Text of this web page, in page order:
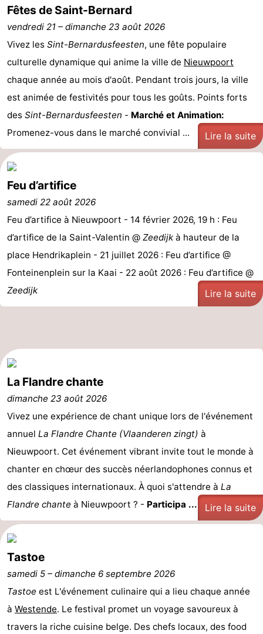
littoral
Médicales
Flandre-
Bruges
-
Ypres
La
côte
-
Nature
Het
Zwin
-
Knokke-
Heist
-
Zeebrugge
-
Blankenberge
-
Coq
Bredene
-
Middelkerke
-
Oostduinkerke
-
La
-
Westhoek
Contact
Fêtes de Saint-Bernard
vendredi 21 – dimanche 23 août 2026
Vivez les Sint-Bernardusfeesten, une fête populaire
culturelle dynamique qui anime la ville de Nieuwpoort
chaque année au mois d'août. Pendant trois jours, la ville
est animée de festivités pour tous les goûts. Points forts
des Sint-Bernardusfeesten - Marché et Animation:
Promenez-vous dans le marché convivial ...
Lire la suite
Feu d’artifice
samedi 22 août 2026
Feu d’artifice à Nieuwpoort - 14 février 2026, 19 h : Feu
d’artifice de la Saint-Valentin @ Zeedijk à hauteur de la
place Hendrikaplein - 21 juillet 2026 : Feu d’artifice @
Fonteinenplein sur la Kaai - 22 août 2026 : Feu d’artifice @
Zeedijk
Lire la suite
La Flandre chante
dimanche 23 août 2026
Vivez une expérience de chant unique lors de l'événement
annuel La Flandre Chante (Vlaanderen zingt) à
Nieuwpoort. Cet événement vibrant invite tout le monde à
chanter en chœur des succès néerlandophones connus et
des classiques internationaux. À quoi s'attendre à La
Flandre chante à Nieuwpoort ? - Participa ... Lire la suite
Tastoe
samedi 5 – dimanche 6 septembre 2026
Tastoe est L'événement culinaire qui a lieu chaque année
à Westende. Le festival promet un voyage savoureux à
travers la riche cuisine belge. Des chefs locaux, des food